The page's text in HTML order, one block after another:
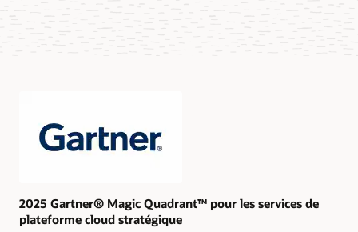
2025 Gartner® Magic Quadrant™ pour les services de
plateforme cloud stratégique